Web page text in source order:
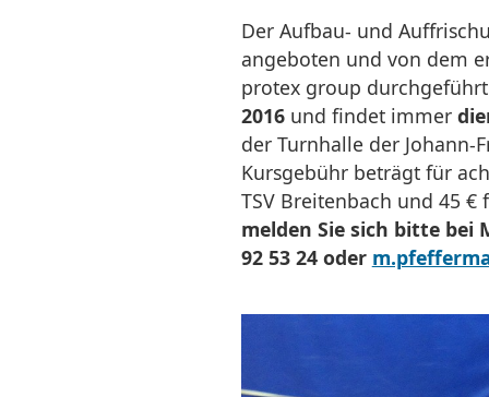
Der Aufbau- und
angeboten und von dem
protex group
2016und findet immer
der Turnhalle der Johann-
Kursgebühr beträgt für
TSV Breitenbach und 45
melden Sie sich bitte bei
92 53 24 oder